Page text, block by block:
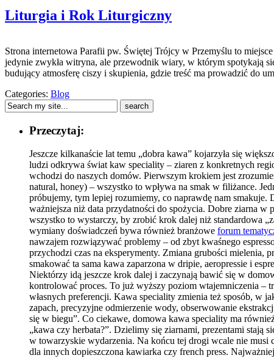
Liturgia i Rok Liturgiczny
Strona internetowa Parafii pw. Świętej Trójcy w Przemyślu to
jedynie zwykła witryna, ale przewodnik wiary, w którym spotykają
budujący atmosferę ciszy i skupienia, gdzie treść ma prowadzić do
Categories: Blog
Przeczytaj:
Jeszcze kilkanaście lat temu „dobra kawa” kojarzyła się
ludzi odkrywa świat kaw speciality – ziaren z konkretnych
wchodzi do naszych domów. Pierwszym krokiem jest
natural, honey) – wszystko to wpływa na smak w filiżance.
próbujemy, tym lepiej rozumiemy, co naprawdę nam
ważniejsza niż data przydatności do spożycia. Dobre ziarna w
wszystko to wystarczy, by zrobić krok dalej niż standardowa
wymiany doświadczeń bywa również branżowe forum
nawzajem rozwiązywać problemy – od zbyt kwaśnego
przychodzi czas na eksperymenty. Zmiana grubości mielenia,
smakować ta sama kawa zaparzona w dripie, aeropressie i
Niektórzy idą jeszcze krok dalej i zaczynają bawić się w
kontrolować proces. To już wyższy poziom wtajemniczenia –
własnych preferencji. Kawa speciality zmienia też sposób, w
zapach, precyzyjne odmierzenie wody, obserwowanie
się w biegu”. Co ciekawe, domowa kawa speciality ma
„kawa czy herbata?”. Dzielimy się ziarnami, prezentami stają
w towarzyskie wydarzenia. Na końcu tej drogi wcale nie musi
dla innych dopieszczona kawiarka czy french press.